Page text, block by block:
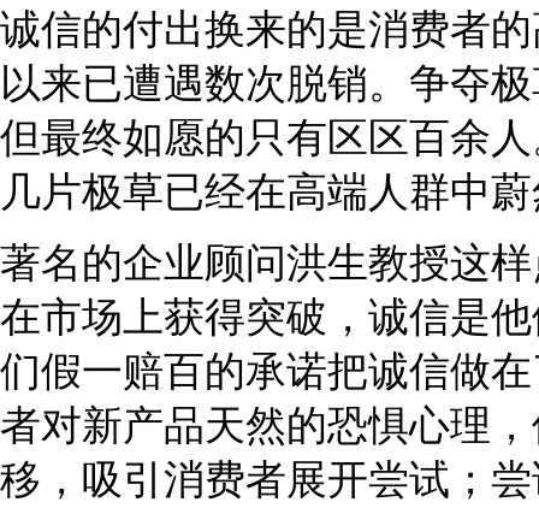
诚信的付出换来的是消费者
以来已遭遇数次脱销。争夺
但最终如愿的只有区区百余
几片极草已经在高端人群中
著名的企业顾问洪生教授这
在市场上获得突破，诚信是
们假一赔百的承诺把诚信做
者对新产品天然的恐惧心理
移，吸引消费者展开尝试；